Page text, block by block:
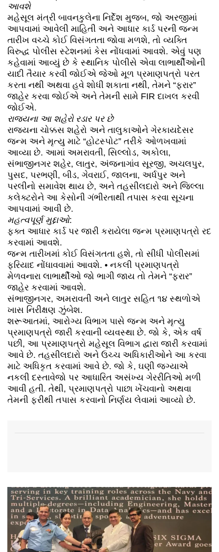
આવશે
મહેસૂલ મંત્રી બાવનકુલેના નિર્દેશ મુજબ, જો અરજીમાં
આપવામાં આવેલી માહિતી અને આધાર કાર્ડ પરની જન્મ
તારીખ વચ્ચે કોઈ વિસંગતતા જોવા મળશે, તો વ્યક્તિ
વિરુદ્ધ પોલીસ સ્ટેશનમાં કેસ નોંધવામાં આવશે. એવું પણ
કહેવામાં આવ્યું છે કે સ્થાનિક પોલીસે એવા લાભાર્થીઓની
યાદી તૈયાર કરવી જોઈએ જેઓ મૂળ પ્રમાણપત્રો પરત
કરતા નથી અથવા હવે શોધી શકાતા નથી, તેમને “ફરાર”
જાહેર કરવા જોઈએ અને તેમની સામે FIR દાખલ કરવી
જોઈએ.
રાજ્યના આ શહેરો રડાર પર છે
રાજ્યના ચોક્કસ શહેરો અને તાલુકાઓને ગેરકાયદેસર
જન્મ અને મૃત્યુ માટે “હોટસ્પોટ” તરીકે ઓળખવામાં
આવ્યા છે. આમાં અમરાવતી, સિલ્લોડ, અકોલા,
સંભાજીનગર શહેર, લાતુર, અંજનાગાંવ સૂરજી, અચલપુર,
પુસદ, પરભણી, બીડ, ગેવરાઈ, જાલના, અર્ધપુર અને
પરલીનો સમાવેશ થાય છે, અને તહસીલદારો અને જિલ્લા
કલેક્ટરોને આ કેસોની ગંભીરતાથી તપાસ કરવા સૂચના
આપવામાં આવી છે.
મહત્વપૂર્ણ મુદ્દાઓ:
ફક્ત આધાર કાર્ડ પર જારી કરાયેલા જન્મ પ્રમાણપત્રો રદ
કરવામાં આવશે.
જન્મ તારીખમાં કોઈ વિસંગતતા હશે, તો સીધી પોલીસમાં
ફરિયાદ નોંધાવવામાં આવશે. • નકલી પ્રમાણપત્રો
મેળવનારા લાભાર્થીઓ જો ભાગી જાય તો તેમને “ફરાર”
જાહેર કરવામાં આવશે.
સંભાજીનગર, અમરાવતી અને લાતુર સહિત ૧૪ સ્થળોએ
ખાસ નિરીક્ષણ ઝુંબેશ.
શરૂઆતમાં, આરોગ્ય વિભાગ પાસે જન્મ અને મૃત્યુ
પ્રમાણપત્રો જારી કરવાની વ્યવસ્થા છે. જો કે, એક વર્ષ
પછી, આ પ્રમાણપત્રો મહેસૂલ વિભાગ દ્વારા જારી કરવામાં
આવે છે. તહસીલદારો અને ઉચ્ચ અધિકારીઓને આ કરવા
માટે અધિકૃત કરવામાં આવે છે. જો કે, ઘણી જગ્યાએ
નકલી દસ્તાવેજો પર આધારિત અસંખ્ય ગેરરીતિઓ મળી
આવી હતી. તેથી, પ્રમાણપત્રો પાછા ખેંચવાનો અથવા
તેમની ફરીથી તપાસ કરવાનો નિર્ણય લેવામાં આવ્યો છે.